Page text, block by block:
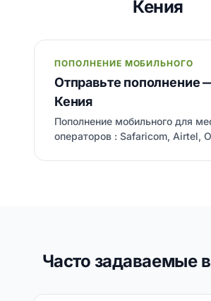
Кения
ПОПОЛНЕНИЕ МОБИЛЬНОГО
Отправьте пополнение
Кения
Пополнение мобильного для
операторов : Safaricom, Airtel,
Часто задаваемые